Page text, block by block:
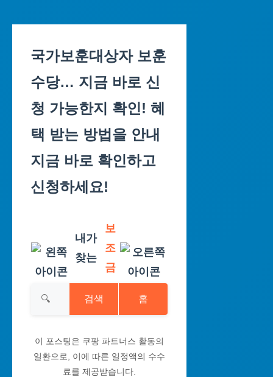
content
국가보훈대상자 보훈
수당… 지금 바로 신
청 가능한지 확인! 혜
택 받는 방법을 안내
지금 바로 확인하고
신청하세요!
내가
찾는
보
조
금
검색 홈
이 포스팅은 쿠팡 파트너스 활동의
일환으로, 이에 따른 일정액의 수수
료를 제공받습니다.